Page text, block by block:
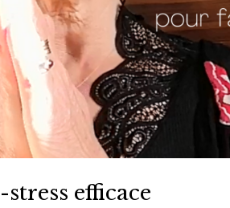
efficace